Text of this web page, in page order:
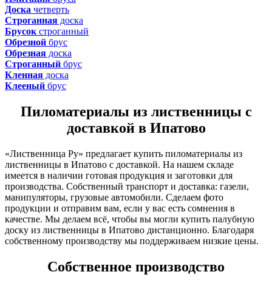
Доска четверть
Строганная доска
Брусок строганный
Обрезной брус
Обрезная доска
Строганный брус
Кленная доска
Клееный брус
Пиломатериалы из лиственницы с
доставкой в Ипатово
«Лиственница Ру» предлагает купить пиломатериалы из
лиственницы в Ипатово с доставкой. На нашем складе
имеется в наличии готовая продукция и заготовки для
производства. Собственный транспорт и доставка: газели,
манипуляторы, грузовые автомобили. Сделаем фото
продукции и отправим вам, если у вас есть сомнения в
качестве. Мы делаем всё, чтобы вы могли купить палубную
доску из лиственницы в Ипатово дистанционно. Благодаря
собственному производству мы поддерживаем низкие цены.
Собственное производство